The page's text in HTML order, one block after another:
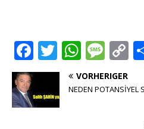
F
a
c
e
T
w
it
te
W
h
at
M
e
ss
C
p
VORHERIGER
NEDEN POTANSİYEL